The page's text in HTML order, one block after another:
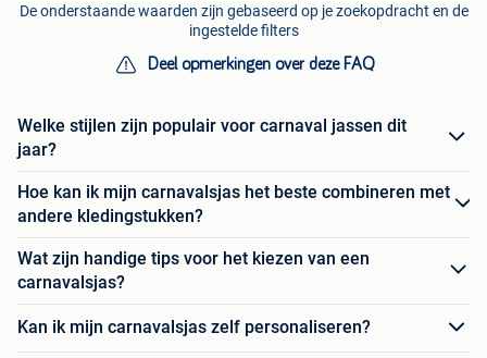
De onderstaande waarden zijn gebaseerd op je zoekopdracht en de
ingestelde filters
Deel opmerkingen over deze FAQ
Welke stijlen zijn populair voor carnaval jassen dit
jaar?
Hoe kan ik mijn carnavalsjas het beste combineren met
andere kledingstukken?
Wat zijn handige tips voor het kiezen van een
carnavalsjas?
Kan ik mijn carnavalsjas zelf personaliseren?